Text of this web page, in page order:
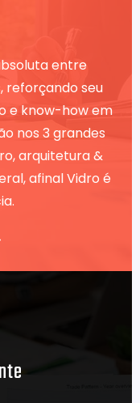
entre
reforçando seu
e know-how em
nos 3 grandes
arquitetura &
afinal Vidro é